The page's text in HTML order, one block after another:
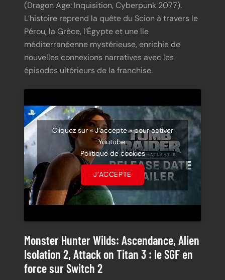
(Dragon Age: Inquisition, Cyberpunk 2077).
L’histoire reprend la quête du Scion à travers le
Pérou, la Grèce, l’Égypte et une île
méditerranéenne mystérieuse, enrichie de
nouvelles connexions narratives avec les
épisodes ultérieurs de la franchise.
Cliquez sur « J’accepte » pour activer
Youtube
Politique de cookies
J’ACCEPTE
Monster Hunter Wilds: Ascendance, Alien
Isolation 2, Attack on Titan 3 : le SGF en
force sur Switch 2